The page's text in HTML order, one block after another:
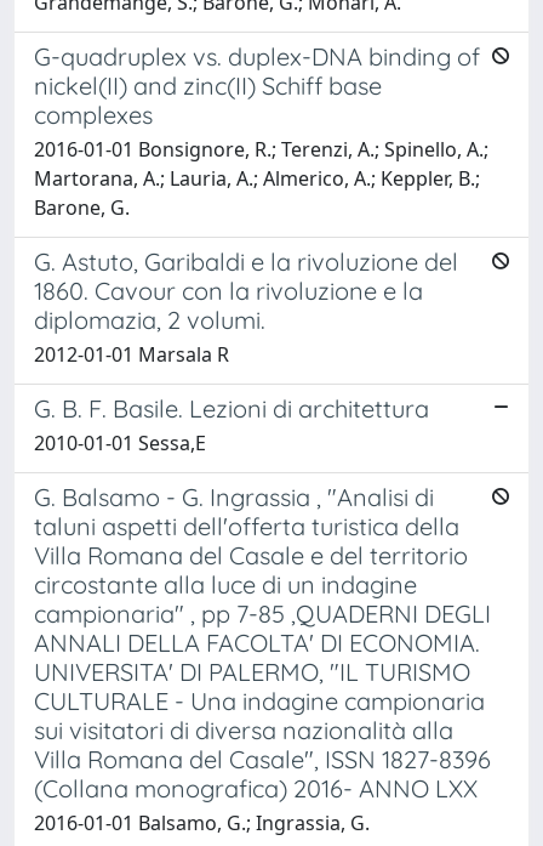
G-quadruplex vs. duplex-DNA binding of
nickel(II) and zinc(II) Schiff base
complexes
2016-01-01 Bonsignore, R.; Terenzi, A.; Spinello, A.;
Martorana, A.; Lauria, A.; Almerico, A.; Keppler, B.;
Barone, G.
G. Astuto, Garibaldi e la rivoluzione del
1860. Cavour con la rivoluzione e la
diplomazia, 2 volumi.
2012-01-01 Marsala R
G. B. F. Basile. Lezioni di architettura
2010-01-01 Sessa,E
G. Balsamo - G. Ingrassia , "Analisi di
taluni aspetti dell'offerta turistica della
Villa Romana del Casale e del territorio
circostante alla luce di un indagine
campionaria" , pp 7-85 ,QUADERNI DEGLI
ANNALI DELLA FACOLTA' DI ECONOMIA.
UNIVERSITA' DI PALERMO, "IL TURISMO
CULTURALE - Una indagine campionaria
sui visitatori di diversa nazionalità alla
Villa Romana del Casale", ISSN 1827-8396
(Collana monografica) 2016- ANNO LXX
2016-01-01 Balsamo, G.; Ingrassia, G.